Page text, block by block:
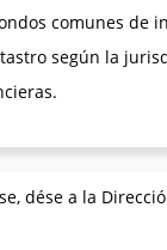
comunes de
según la
dése a la